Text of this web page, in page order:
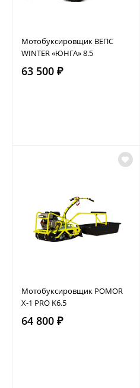
Мотобуксировщик ВЕПС
WINTER «ЮНГА» 8.5
63 500 ₽
Мотобуксировщик POMOR
X-1 PRO K6.5
64 800 ₽